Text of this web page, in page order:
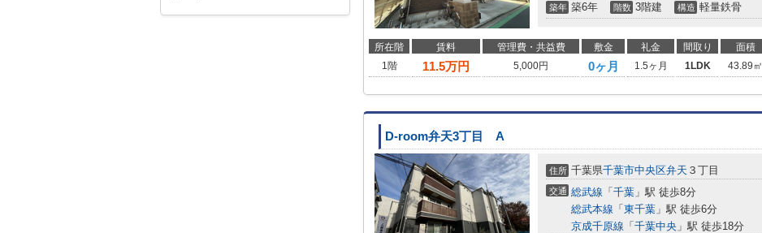
築年 築6年 階数 3階建 構造 軽量鉄骨
所在階 賃料 管理費・共益費 敷金 礼金 間取り 面積
1階
11.5万円 5,000円 0ヶ月 1.5ヶ月 1LDK 43.89㎡
D-room弁天3丁目 A
住所 千葉県千葉市中央区弁天 ３丁目
交通 総武線 「 千葉 」駅 徒歩8分
総武本線 「 東千葉 」駅 徒歩6分
京成千原線 「 千葉中央 」駅 徒歩18分